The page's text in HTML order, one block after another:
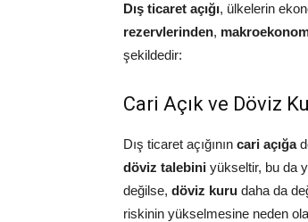
Dış ticaret açığı, ülkelerin
rezervlerinden,
şekildedir:
Cari Açık ve Döviz
Dış ticaret açığının cari açığa
döviz talebini yükseltir, bu da
değilse, döviz kuru daha da
riskinin yükselmesine neden